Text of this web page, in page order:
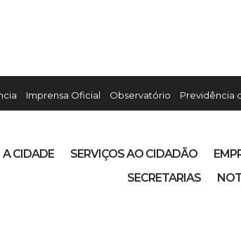
Imprensa Oficial Observatório Previdência
A CIDADE SERVIÇOS AO CIDADÃO
SECRETARIAS